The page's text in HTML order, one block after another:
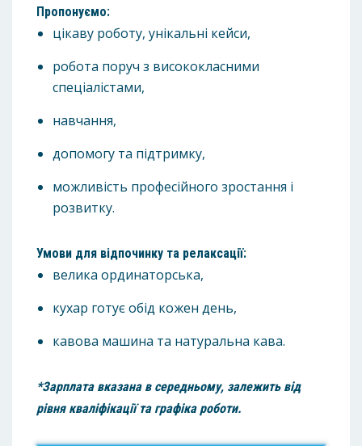
Пропонуємо:
цікаву роботу, унікальні кейси,
робота поруч з висококласними
спеціалістами,
навчання,
допомогу та підтримку,
можливість професійного зростання і
розвитку.
Умови для відпочинку та релаксації:
велика ординаторська,
кухар готує обід кожен день,
кавова машина та натуральна кава.
*Зарплата вказана в середньому, залежить від
рівня кваліфікації та графіка роботи.